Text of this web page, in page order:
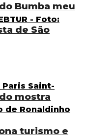
Bumba meu
de São
mostra
turismo e